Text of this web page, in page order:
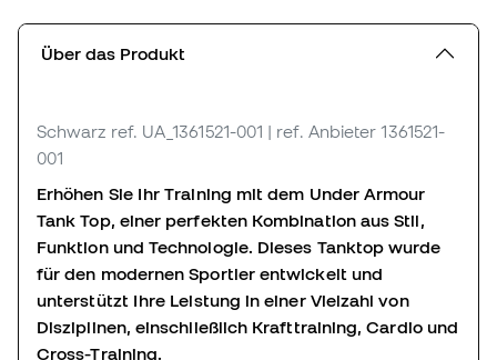
Über das Produkt
Schwarz ref. UA_1361521-001 | ref. Anbieter 1361521-
001
Erhöhen Sie Ihr Training mit dem Under Armour
Tank Top, einer perfekten Kombination aus Stil,
Funktion und Technologie. Dieses Tanktop wurde
für den modernen Sportler entwickelt und
unterstützt Ihre Leistung in einer Vielzahl von
Disziplinen, einschließlich Krafttraining, Cardio und
Cross-Training.